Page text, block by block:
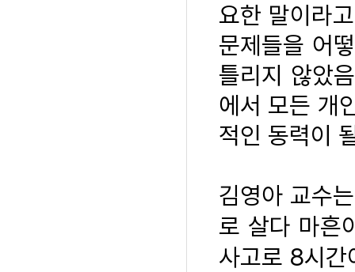
요한 말이라
문제들을 어
틀리지 않았
에서 모든 개
적인 동력이
김영아 교수
로 살다 마흔
사고로 8시간